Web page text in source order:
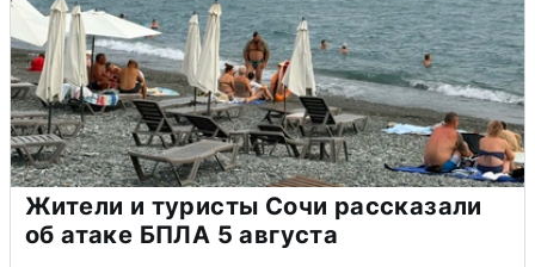
Жители и туристы Сочи рассказали
об атаке БПЛА 5 августа